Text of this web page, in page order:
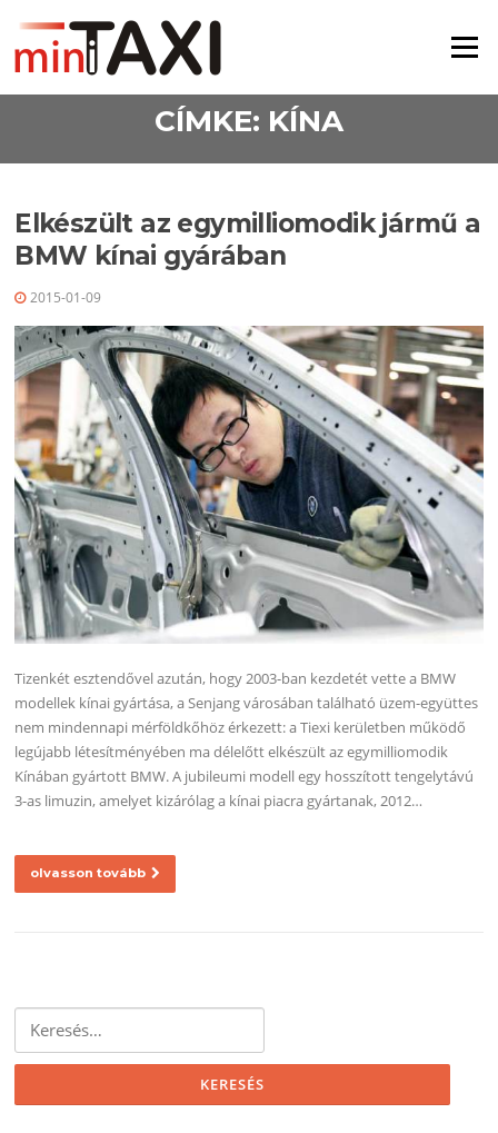
Menü
CÍMKE: KÍNA
Elkészült az egymilliomodik jármű a
BMW kínai gyárában
2015-01-09
Tizenkét esztendővel azután, hogy 2003-ban kezdetét vette a BMW
modellek kínai gyártása, a Senjang városában található üzem-együttes
nem mindennapi mérföldkőhöz érkezett: a Tiexi kerületben működő
legújabb létesítményében ma délelőtt elkészült az egymilliomodik
Kínában gyártott BMW. A jubileumi modell egy hosszított tengelytávú
3-as limuzin, amelyet kizárólag a kínai piacra gyártanak, 2012…
olvasson tovább
Keresés: